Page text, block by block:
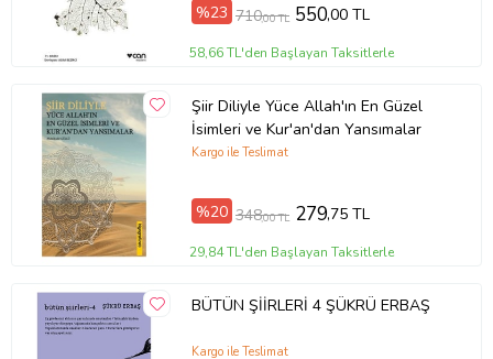
%23 710,00 TL 550,00 TL
58,66 TL'den Başlayan Taksitlerle
Şiir Diliyle Yüce Allah'ın En Güzel
İsimleri ve Kur'an'dan Yansımalar
Kargo ile Teslimat
%20 348,00 TL 279,75 TL
29,84 TL'den Başlayan Taksitlerle
BÜTÜN ŞİİRLERİ 4 ŞÜKRÜ ERBAŞ
Kargo ile Teslimat